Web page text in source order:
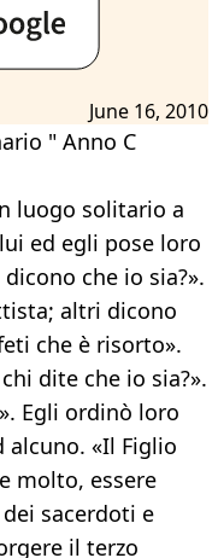
June 16, 2010
" Anno C
luogo solitario a
ed egli pose loro
che io sia?».
altri dicono
che è risorto».
dite che io sia?».
Egli ordinò loro
«Il Figlio
molto, essere
sacerdoti e
il terzo